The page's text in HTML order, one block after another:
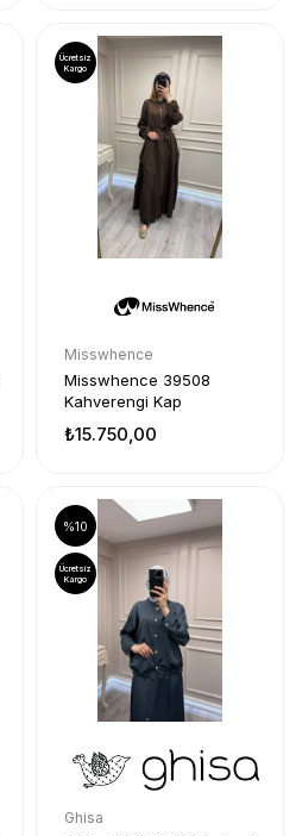
Misswhence
Misswhence 39508
Kahverengi Kap
₺15.750,00
Ücretsiz
Kargo
Ghisa
%10
Ücretsiz
Kargo